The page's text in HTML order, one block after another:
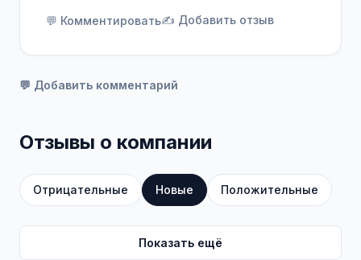
💬 Комментировать✍️ Добавить отзыв
💬 Добавить комментарий
Отзывы о компании
Отрицательные Новые Положительные
Показать ещё